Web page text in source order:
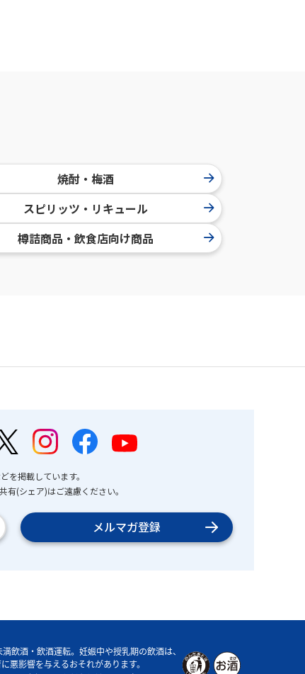
焼酎・梅酒
スピリッツ・リキュール
樽詰商品・飲食店向け商品
を掲載しています。
(シェア)はご遠慮ください。
メルマガ登録